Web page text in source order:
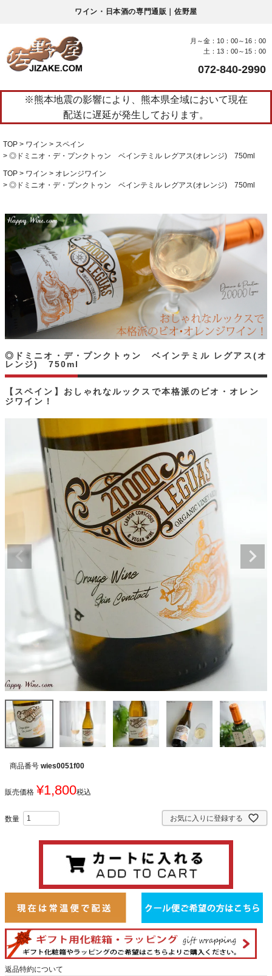
ワイン・日本酒の専門通販｜佐野屋
月～金：10：00～16：00
土：13：00～15：00
072-840-2990
※熊本地震の影響により、熊本県全域において現在
配送に遅延が発生しております。
TOP ワイン
スペイン
◎ドミニオ・デ・プンクトゥン ベインテミル レグアス(オレンジ) 750ml
TOP ワイン
オレンジワイン
◎ドミニオ・デ・プンクトゥン ベインテミル レグアス(オレンジ) 750ml
【スペイン】おしゃれなルックスで本格派のビオ・オレン
ジワイン！
◎ドミニオ・デ・プンクトゥン ベインテミル レグアス(オ
レンジ) 750ml
商品番号 wies0051f00
販売価格 ¥1,800税込
お気に入りに登録する
返品特約について